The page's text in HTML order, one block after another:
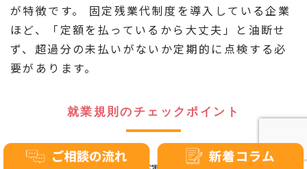
が特徴です。 固定残業代制度を導入している企業
ほど、「定額を払っているから大丈夫」と油断せ
ず、超過分の未払いがないか定期的に点検する必
要があります。
就業規則のチェックポイント